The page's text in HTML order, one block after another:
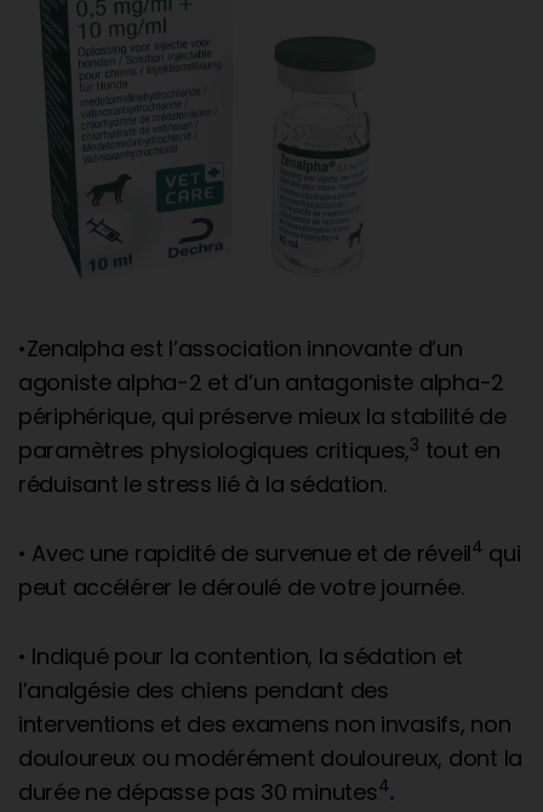
•Zenalpha est l’association innovante d’un
agoniste alpha-2 et d’un antagoniste alpha-2
périphérique, qui préserve mieux la stabilité de
paramètres physiologiques critiques,3 tout en
réduisant le stress lié à la sédation.
• Avec une rapidité de survenue et de réveil4 qui
peut accélérer le déroulé de votre journée.
• Indiqué pour la contention, la sédation et
l’analgésie des chiens pendant des
interventions et des examens non invasifs, non
douloureux ou modérément douloureux, dont la
durée ne dépasse pas 30 minutes4.